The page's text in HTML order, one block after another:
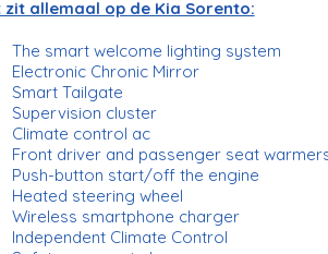
zit allemaal op de Kia Sorento:
The smart welcome lighting system
Electronic Chronic Mirror
Smart Tailgate
Supervision cluster
Climate control ac
Front driver and passenger seat
Push-button start/off the engine
Heated steering wheel
Wireless smartphone charger
Independent Climate Control